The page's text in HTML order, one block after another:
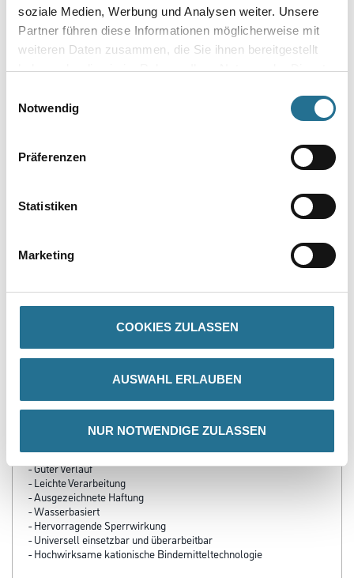
soziale Medien, Werbung und Analysen weiter. Unsere
Partner führen diese Informationen möglicherweise mit
weiteren Daten zusammen, die Sie ihnen bereitgestellt
haben oder die sie im Rahmen Ihrer Nutzung der Dienste
Notwendig
Präferenzen
Statistiken
Marketing
COOKIES ZULASSEN
AUSWAHL ERLAUBEN
NUR NOTWENDIGE ZULASSEN
Glanzgrad
Gebinde
Produkteigenschaft
- Schnelle Trocknung / Durchhärtung (nach 4- 6 Std. überarbeitbar)
- Guter Verlauf
- Leichte Verarbeitung
- Ausgezeichnete Haftung
- Wasserbasiert
- Hervorragende Sperrwirkung
- Universell einsetzbar und überarbeitbar
- Hochwirksame kationische Bindemitteltechnologie